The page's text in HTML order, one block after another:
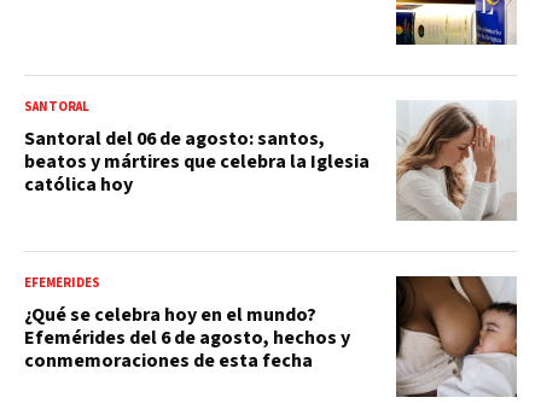
SANTORAL
Santoral del 06 de agosto: santos,
beatos y mártires que celebra la Iglesia
católica hoy
EFEMÉRIDES
¿Qué se celebra hoy en el mundo?
Efemérides del 6 de agosto, hechos y
conmemoraciones de esta fecha